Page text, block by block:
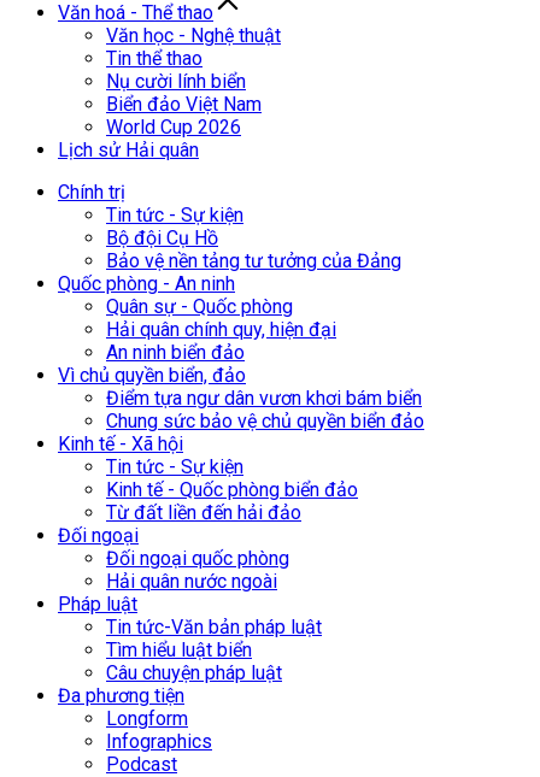
Văn hoá - Thể thao
Văn học - Nghệ thuật
Tin thể thao
Nụ cười lính biển
Biển đảo Việt Nam
World Cup 2026
Lịch sử Hải quân
Chính trị
Tin tức - Sự kiện
Bộ đội Cụ Hồ
Bảo vệ nền tảng tư tưởng của Đảng
Quốc phòng - An ninh
Quân sự - Quốc phòng
Hải quân chính quy, hiện đại
An ninh biển đảo
Vì chủ quyền biển, đảo
Điểm tựa ngư dân vươn khơi bám biển
Chung sức bảo vệ chủ quyền biển đảo
Kinh tế - Xã hội
Tin tức - Sự kiện
Kinh tế - Quốc phòng biển đảo
Từ đất liền đến hải đảo
Đối ngoại
Đối ngoại quốc phòng
Hải quân nước ngoài
Pháp luật
Tin tức-Văn bản pháp luật
Tìm hiểu luật biển
Câu chuyện pháp luật
Đa phương tiện
Longform
Infographics
Podcast